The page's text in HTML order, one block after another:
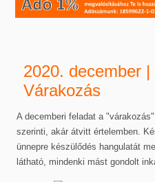
2020. december
Várakozás
A decemberi feladat a
szerinti, akár átvitt értelemben.
ünnepre készülődés hangulatát
látható, mindenki mást gondolt